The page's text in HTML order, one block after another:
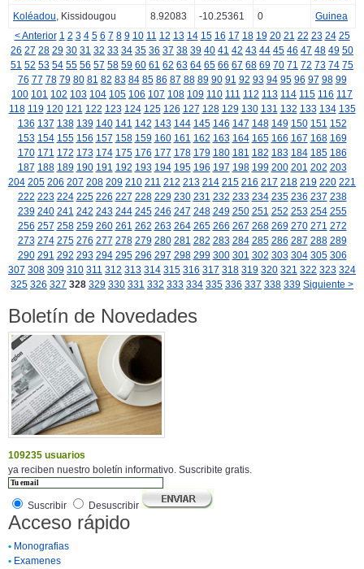
Koléadou, Kissidougou 8.92083 -10.25361 0
Guinea
< Anterior 1 2 3 4 5 6 7 8 9 10 11 12 13 14 15 16 17 18 19 20 21 22 23 24 25
26 27 28 29 30 31 32 33 34 35 36 37 38 39 40 41 42 43 44 45 46 47 48 49 50
51 52 53 54 55 56 57 58 59 60 61 62 63 64 65 66 67 68 69 70 71 72 73 74 75
76 77 78 79 80 81 82 83 84 85 86 87 88 89 90 91 92 93 94 95 96 97 98 99
100 101 102 103 104 105 106 107 108 109 110 111 112 113 114 115 116 117
118 119 120 121 122 123 124 125 126 127 128 129 130 131 132 133 134 135
136 137 138 139 140 141 142 143 144 145 146 147 148 149 150 151 152
153 154 155 156 157 158 159 160 161 162 163 164 165 166 167 168 169
170 171 172 173 174 175 176 177 178 179 180 181 182 183 184 185 186
187 188 189 190 191 192 193 194 195 196 197 198 199 200 201 202 203
204 205 206 207 208 209 210 211 212 213 214 215 216 217 218 219 220 221
222 223 224 225 226 227 228 229 230 231 232 233 234 235 236 237 238
239 240 241 242 243 244 245 246 247 248 249 250 251 252 253 254 255
256 257 258 259 260 261 262 263 264 265 266 267 268 269 270 271 272
273 274 275 276 277 278 279 280 281 282 283 284 285 286 287 288 289
290 291 292 293 294 295 296 297 298 299 300 301 302 303 304 305 306
307 308 309 310 311 312 313 314 315 316 317 318 319 320 321 322 323 324
325 326 327 328 329 330 331 332 333 334 335 336 337 338 339 Siguiente >
Boletín de Novedades
109235 usuarios
ya reciben nuestro boletín informativo. Suscribite gratis.
Suscribir Desuscribir
Acceso rápido
• Monografias
• Examenes